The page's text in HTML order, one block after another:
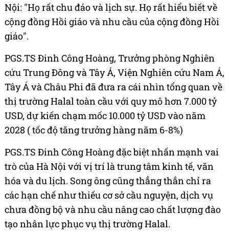
Nội: "Họ rất chu đáo và lịch sự. Họ rất hiểu biết về
cộng đồng Hồi giáo và nhu cầu của cộng đồng Hồi
giáo".
PGS.TS Đinh Công Hoàng, Trưởng phòng Nghiên
cứu Trung Đông và Tây Á, Viện Nghiên cứu Nam Á,
Tây Á và Châu Phi đã đưa ra cái nhìn tổng quan về
thị trường Halal toàn cầu với quy mô hơn 7.000 tỷ
USD, dự kiến chạm mốc 10.000 tỷ USD vào năm
2028 ( tốc độ tăng trưởng hàng năm 6-8%)
PGS.TS Đinh Công Hoàng đặc biệt nhấn mạnh vai
trò của Hà Nội với vị trí là trung tâm kinh tế, văn
hóa và du lịch. Song ông cũng thẳng thắn chỉ ra
các hạn chế như thiếu cơ sở cầu nguyện, dịch vụ
chưa đồng bộ và nhu cầu nâng cao chất lượng đào
tạo nhân lực phục vụ thị trường Halal.